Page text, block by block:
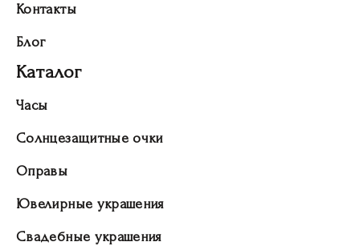
Контакты
Блог
Каталог
Часы
Солнцезащитные очки
Оправы
Ювелирные украшения
Свадебные украшения